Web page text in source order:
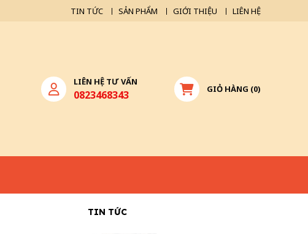
TIN TỨC SẢN PHẨM GIỚI THIỆU LIÊN HỆ
LIÊN HỆ TƯ VẤN
0823468343 GIỎ HÀNG (0)
TIN TỨC